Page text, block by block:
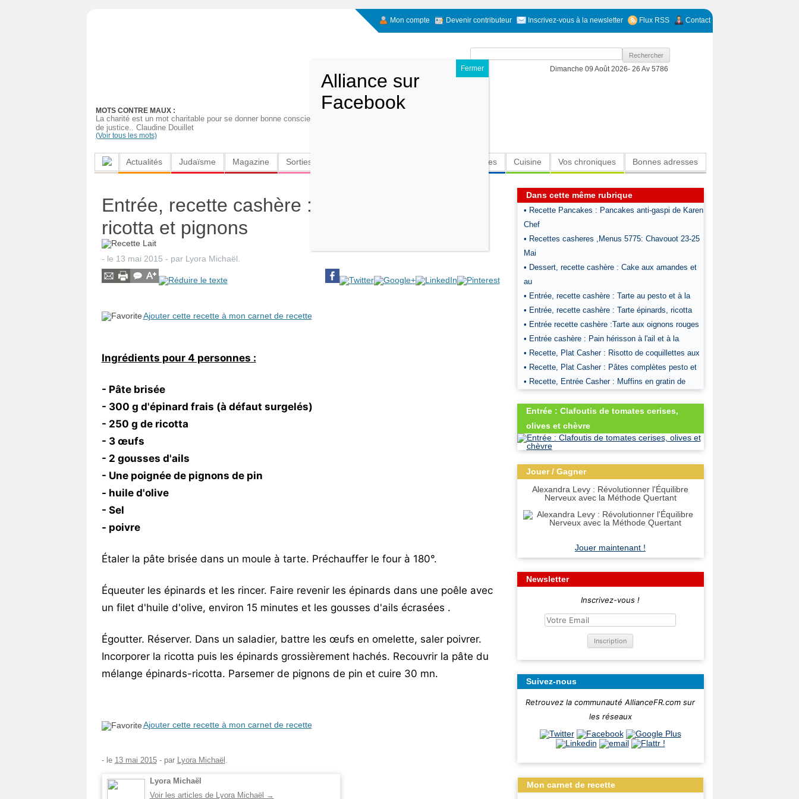
Mon compte Devenir contributeur Inscrivez-vous à la newsletter Flux RSS Contact
MOTS CONTRE MAUX :
La charité est un mot charitable pour se donner bonne conscience. Ne faites pas la charité. Faites acte
de justice.. Claudine Douillet
(Voir tous les mots)
Rechercher :
Dimanche 09 Août 2026- 26 Av 5786
Actualités Judaïsme Magazine Sorties Insolites Cuisine Vos chroniques Bonnes adresses
Entrée, recette cashère : Tarte épinards,
ricotta et pignons
- le 13 mai 2015 - par Lyora Michaël
Ajouter cette recette à mon carnet de recette
Ingrédients pour 4 personnes :
- Pâte brisée
- 300 g d'épinard frais (à défaut surgelés)
- 250 g de ricotta
- 3 œufs
- 2 gousses d'ails
- Une poignée de pignons de pin
- huile d'olive
- Sel
- poivre
Étaler la pâte brisée dans un moule à tarte. Préchauffer le four à 180°.
Équeuter les épinards et les rincer. Faire revenir les épinards dans une poêle avec
un filet d'huile d'olive, environ 15 minutes et les gousses d'ails écrasées .
Égoutter. Réserver. Dans un saladier, battre les œufs en omelette, saler poivrer.
Incorporer la ricotta puis les épinards grossièrement hachés. Recouvrir la pâte du
mélange épinards-ricotta. Parsemer de pignons de pin et cuire 30 mn.
Ajouter cette recette à mon carnet de recette
- le 13 mai 2015- par Lyora Michaël
Lyora Michaël
Voir les articles de Lyora Michaël →
Dans cette même rubrique
• Recette Pancakes : Pancakes anti-gaspi de Karen
Chef
• Recettes casheres ,Menus 5775: Chavouot 23-25
Mai
• Dessert, recette cashère : Cake aux amandes et
au
• Entrée, recette cashère : Tarte au pesto et à la
• Entrée, recette cashère : Tarte épinards, ricotta
• Entrée recette cashère :Tarte aux oignons rouges
• Entrée cashère : Pain hérisson à l'ail et à la
• Recette, Plat Casher : Risotto de coquillettes aux
• Recette, Plat Casher : Pâtes complètes pesto et
• Recette, Entrée Casher : Muffins en gratin de
Entrée : Clafoutis de tomates cerises,
olives et chèvre
Jouer / Gagner
Alexandra Levy : Révolutionner l'Équilibre
Nerveux avec la Méthode Quertant
Jouer maintenant !
Newsletter
Inscrivez-vous !
Suivez-nous
Retrouvez la communauté AllianceFR.com sur
les réseaux
Mon carnet de recette